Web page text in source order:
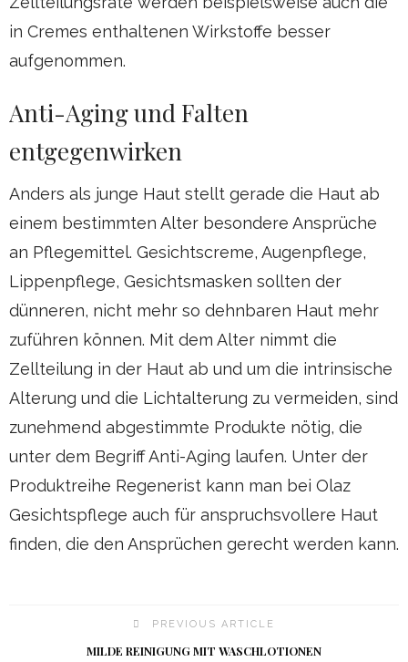
in Cremes enthaltenen Wirkstoffe besser
aufgenommen.
Anti-Aging und Falten
entgegenwirken
Anders als junge Haut stellt gerade die Haut ab
einem bestimmten Alter besondere Ansprüche
an Pflegemittel. Gesichtscreme, Augenpflege,
Lippenpflege, Gesichtsmasken sollten der
dünneren, nicht mehr so dehnbaren Haut mehr
zuführen können. Mit dem Alter nimmt die
Zellteilung in der Haut ab und um die intrinsische
Alterung und die Lichtalterung zu vermeiden, sind
zunehmend abgestimmte Produkte nötig, die
unter dem Begriff Anti-Aging laufen. Unter der
Produktreihe Regenerist kann man bei Olaz
Gesichtspflege auch für anspruchsvollere Haut
finden, die den Ansprüchen gerecht werden kann.
PREVIOUS ARTICLE
MILDE REINIGUNG MIT WASCHLOTIONEN